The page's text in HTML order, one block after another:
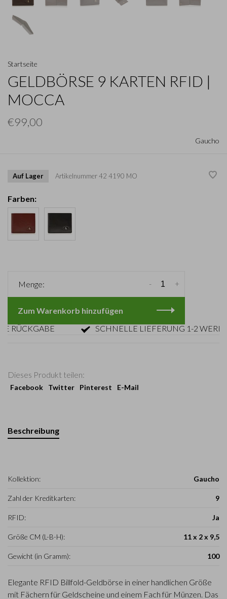
Startseite
GELDBÖRSE 9 KARTEN RFID |
MOCCA
€99,00
Gaucho
Auf Lager Artikelnummer42 4190 MO
Farben:
Menge: +
-
Zum Warenkorb hinzufügen
SCHNELLE LIEFERUNG 1-2 WERKTAGE
Dieses Produkt teilen:
Facebook Twitter Pinterest E-Mail
Beschreibung
Kollektion: Gaucho
Zahl der Kreditkarten: 9
RFID: Ja
Größe CM (L-B-H): 11 x 2 x 9,5
Gewicht (in Gramm): 100
Elegante RFID Billfold-Geldbörse in einer handlichen Größe
mit Fächern für Geldscheine und einem Fach für Münzen. Das